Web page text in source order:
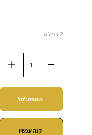
2 במלאי
הוספה לסל
קנה עכשיו